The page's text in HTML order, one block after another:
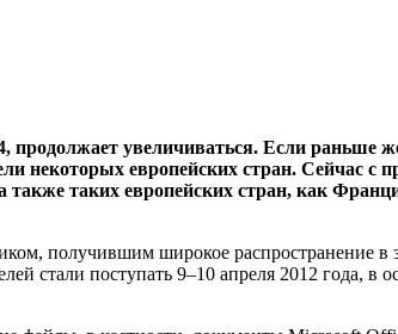
увеличиваться. Если раньше
некоторых европейских стран. Сейчас с
таких европейских стран, как
получившим широкое распространение
стали поступать 9–10 апреля 2012